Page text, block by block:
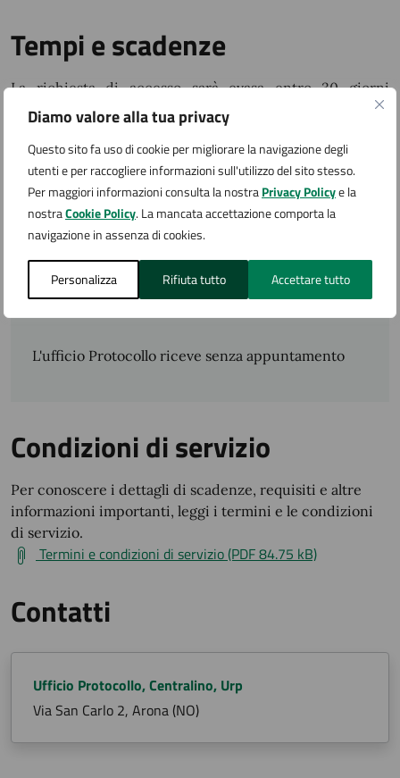
Diamo valore alla tua privacy
Questo sito fa uso di cookie per migliorare la navigazione degli
utenti e per raccogliere informazioni sull'utilizzo del sito stesso.
Per maggiori informazioni consulta la nostraPrivacy Policye la
nostraCookie Policy. La mancata accettazione comporta la
navigazione in assenza di cookies.
Personalizza Rifiuta tutto Accettare tutto
Tempi e scadenze
La richiesta di accesso sarà evasa entro 30 giorni
consecutivi dalla presentazione
Quanto costa
Il servizio è gratuito, fatta eccezione per i costi di
riproduzione.
Accedi al servizio
L'ufficio Protocollo riceve senza appuntamento
Condizioni di servizio
Per conoscere i dettagli di scadenze, requisiti e altre
informazioni importanti, leggi i termini e le condizioni
di servizio.
Termini e condizioni di servizio (PDF 84.75 kB)
Contatti
Ufficio Protocollo, Centralino, Urp
Via San Carlo 2, Arona (NO)